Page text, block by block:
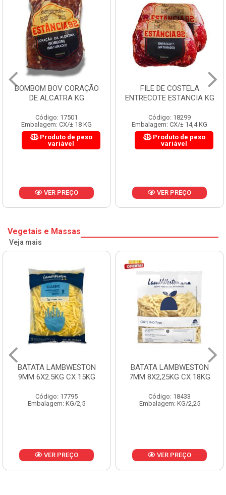
BOMBOM BOV CORAÇÃO
DE ALCATRA KG
Código: 17501
Embalagem: CX/± 18 KG
Produto de peso
variável
VER PREÇO
FILE DE COSTELA
ENTRECOTE ESTANCIA KG
Código: 18299
Embalagem: CX/± 14,4 KG
Produto de peso
variável
VER PREÇO
Vegetais e Massas
Veja mais
BATATA LAMBWESTON
9MM 6X2.5KG CX 15KG
Código: 17795
Embalagem: KG/2,5
VER PREÇO
BATATA LAMBWESTON
7MM 8X2,25KG CX 18KG
Código: 18433
Embalagem: KG/2,25
VER PREÇO